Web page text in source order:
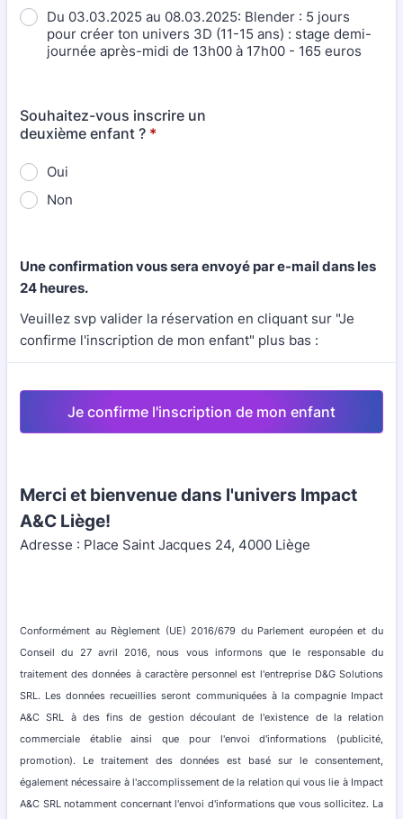
Du 03.03.2025 au 08.03.2025: Blender : 5 jours
pour créer ton univers 3D (11-15 ans) : stage demi-
journée après-midi de 13h00 à 17h00 - 165 euros
Souhaitez-vous inscrire un
deuxième enfant ? *
Oui
Non
Une confirmation vous sera envoyé par e-mail dans les
24 heures.
Veuillez svp valider la réservation en cliquant sur "Je
confirme l'inscription de mon enfant" plus bas :
Je confirme l'inscription de mon enfant
Merci et bienvenue dans l'univers Impact
A&C Liège!
Adresse : Place Saint Jacques 24, 4000 Liège
Conformément au Règlement (UE) 2016/679 du Parlement européen et du
Conseil du 27 avril 2016, nous vous informons que le responsable du
traitement des données à caractère personnel est l'entreprise D&G Solutions
SRL. Les données recueillies seront communiquées à la compagnie Impact
A&C SRL à des fins de gestion découlant de l'existence de la relation
commerciale établie ainsi que pour l'envoi d'informations (publicité,
promotion). Le traitement des données est basé sur le consentement,
également nécessaire à l'accomplissement de la relation qui vous lie à Impact
A&C SRL notamment concernant l'envoi d'informations que vous sollicitez. La